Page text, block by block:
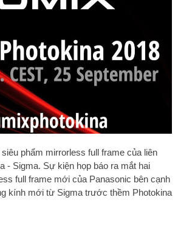
phẩm mirrorless full frame của liên
- Sigma. Sự kiện họp báo ra mắt hai
full frame mới của Panasonic bên cạnh
kính mới từ Sigma trước thềm Photokina